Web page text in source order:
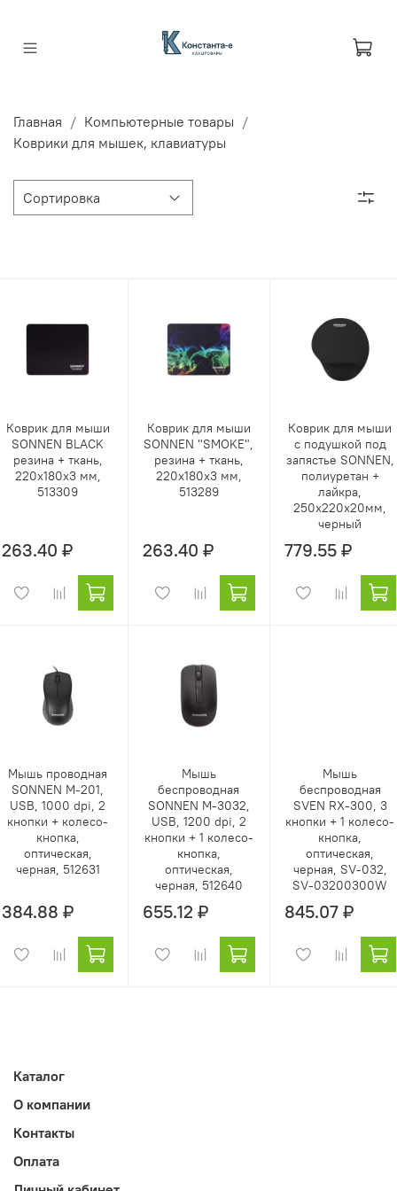
Главная
Компьютерные товары
Коврики для мышек, клавиатуры
Коврик для мыши
SONNEN BLACK
резина + ткань,
220х180х3 мм,
513309
263.40 ₽
Коврик для мыши
SONNEN "SMOKE",
резина + ткань,
220х180х3 мм,
513289
263.40 ₽
Коврик для мыши
с подушкой под
запястье SONNEN,
полиуретан +
лайкра,
250х220х20мм,
черный
779.55 ₽
Мышь проводная
SONNEN М-201,
USB, 1000 dpi, 2
кнопки + колесо-
кнопка,
оптическая,
черная, 512631
384.88 ₽
Мышь
беспроводная
SONNEN M-3032,
USB, 1200 dpi, 2
кнопки + 1 колесо-
кнопка,
оптическая,
черная, 512640
655.12 ₽
Мышь
беспроводная
SVEN RX-300, 3
кнопки + 1 колесо-
кнопка,
оптическая,
черная, SV-032,
SV-03200300W
845.07 ₽
Каталог
О компании
Контакты
Оплата